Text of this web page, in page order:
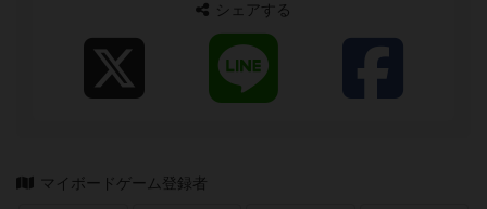
シェアする
マイボードゲーム登録者